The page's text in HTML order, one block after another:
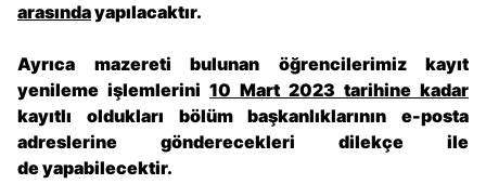
arasındayapılacaktır.
Ayrıca mazereti bulunan öğrencilerimiz kayıt
yenileme işlemlerini 10 Mart 2023 tarihine kadar
kayıtlı oldukları bölüm başkanlıklarının e-posta
adreslerine gönderecekleri dilekçe ile
deyapabilecektir.